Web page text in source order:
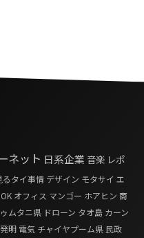
ネット 日系企業 音楽 レポ
るタイ事情 デザイン モタサイ エ
オフィス マンゴー ホアヒン 商
ムタニ県 ドローン タオ島 カーン
発明 電気 チャイヤプーム県 民政